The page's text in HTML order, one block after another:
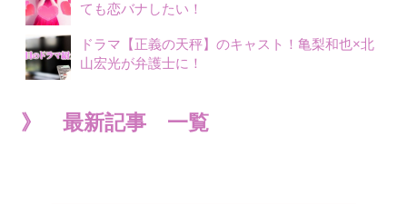
ても恋バナしたい！
ドラマ【正義の天秤】のキャスト！亀梨和也×北
山宏光が弁護士に！
》 最新記事 一覧